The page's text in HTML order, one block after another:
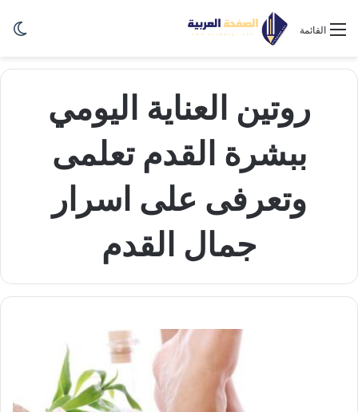
القائمة
روتين العناية اليومي
ببشرة القدم تعلمى
وتعرفى على اسرار
جمال القدم